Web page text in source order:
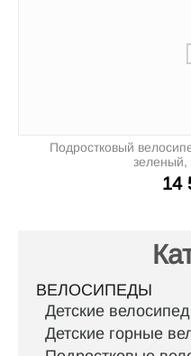
Подростковый
зеленый,
14
ВЕЛОСИПЕДЫ
Детские
Детские горные